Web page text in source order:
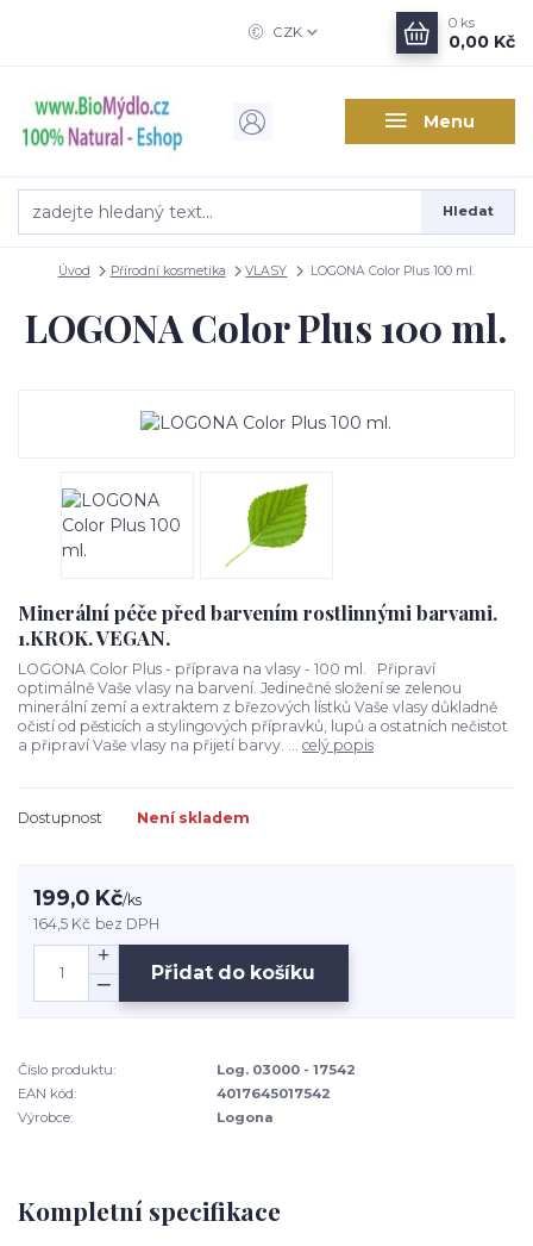
Menu
CZK
Hledat
0 ks
0,00 Kč
Úvod Přírodní kosmetika VLASY LOGONA Color Plus 100 ml.
LOGONA Color Plus 100 ml.
Minerální péče před barvením rostlinnými barvami.
1.KROK. VEGAN.
LOGONA Color Plus - příprava na vlasy - 100 ml. Připraví
optimálně Vaše vlasy na barvení. Jedinečné složení se zelenou
minerální zemí a extraktem z březových lístků Vaše vlasy důkladně
očistí od pěsticích a stylingových přípravků, lupů a ostatních nečistot
a připraví Vaše vlasy na přijetí barvy. ... celý popis
Dostupnost Není skladem
199,0 Kč/ks
164,5 Kč bez DPH
Přidat do košíku
Číslo produktu:
Log. 03000 - 17542
EAN kód:
4017645017542
Výrobce:
Logona
Kompletní specifikace